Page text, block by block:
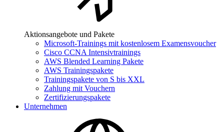
Aktionsangebote und Pakete
Microsoft-Trainings mit kostenlosem Examensvoucher
Cisco CCNA Intensivtrainings
AWS Blended Learning Pakete
AWS Trainingspakete
Trainingspakete von S bis XXL
Zahlung mit Vouchern
Zertifizierungspakete
Unternehmen